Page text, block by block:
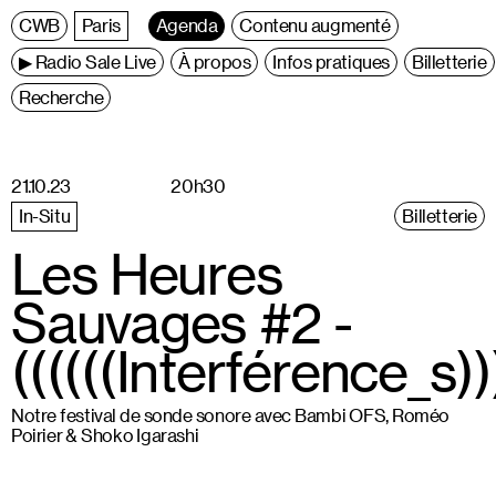
Centre
Wallonie
Bruxelles
Paris Agenda
Contenu augmenté
▶ Radio Sale Live
À propos Infos pratiques
Billetterie
Recherche
21.10.23
20h30
In-Situ
Billetterie
Les Heures
Sauvages #2 -
Notre festival de sonde sonore avec Bambi OFS, Roméo
Poirier & Shoko Igarashi